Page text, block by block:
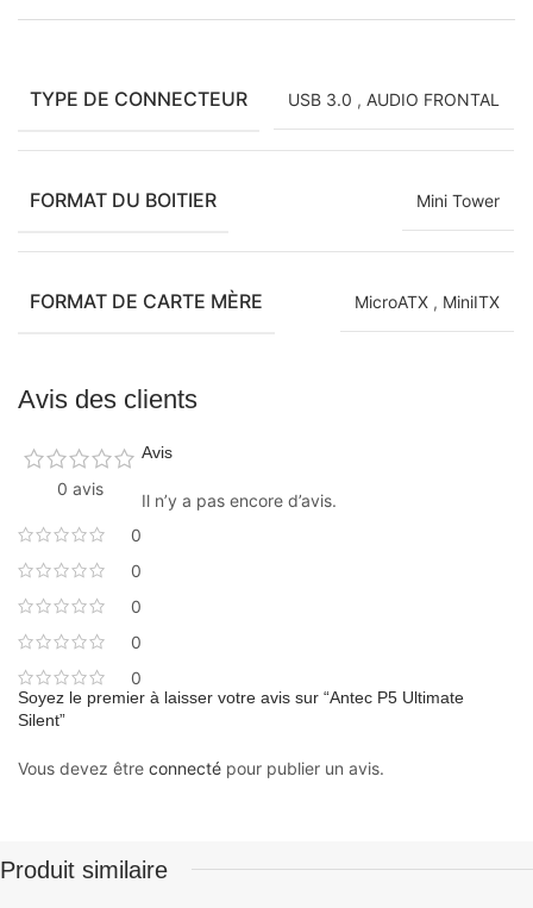
TYPE DE CONNECTEUR USB 3.0 , AUDIO FRONTAL
FORMAT DU BOITIER Mini Tower
FORMAT DE CARTE MÈRE MicroATX , MiniITX
Avis des clients
0 avis
0
0
0
0
0
Avis
Il n’y a pas encore d’avis.
Soyez le premier à laisser votre avis sur “Antec P5 Ultimate
Silent”
Vous devez être connecté pour publier un avis.
Produit similaire